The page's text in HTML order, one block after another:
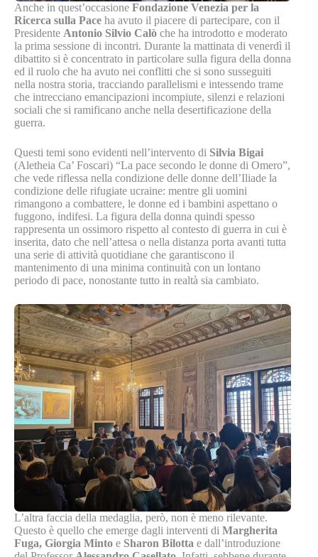
Anche in quest’occasione Fondazione Venezia per la
Ricerca sulla Pace ha avuto il piacere di partecipare, con il
Presidente Antonio Silvio Calò che ha introdotto e moderato
la prima sessione di incontri. Durante la mattinata di venerdì il
dibattito si è concentrato in particolare sulla figura della donna
ed il ruolo che ha avuto nei conflitti che si sono susseguiti
nella nostra storia, tracciando parallelismi e intessendo trame
che intrecciano emancipazioni incompiute, silenzi e relazioni
sociali che si ramificano anche nella desertificazione della
guerra.
Questi temi sono evidenti nell’intervento di Silvia Bigai
(Aletheia Ca’ Foscari) “La pace secondo le donne di Omero”,
che vede riflessa nella condizione delle donne dell’Iliade la
condizione delle rifugiate ucraine: mentre gli uomini
rimangono a combattere, le donne ed i bambini aspettano o
fuggono, indifesi. La figura della donna quindi spesso
rappresenta un ossimoro rispetto al contesto di guerra in cui è
inserita, dato che nell’attesa o nella distanza porta avanti tutta
una serie di attività quotidiane che garantiscono il
mantenimento di una minima continuità con un lontano
periodo di pace, nonostante tutto in realtà sia cambiato.
L’altra faccia della medaglia, però, non è meno rilevante.
Questo è quello che emerge dagli interventi di Margherita
Fuga, Giorgia Minto e Sharon Bilotta e dall’introduzione